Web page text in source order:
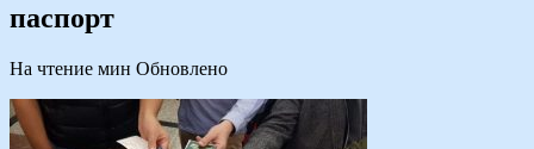
паспорт
На чтение мин Обновлено